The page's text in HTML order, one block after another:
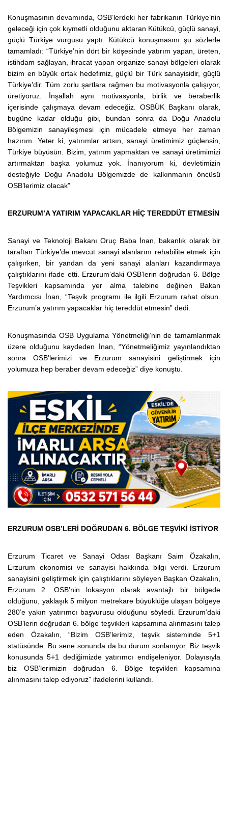
Konuşmasının devamında, OSB’lerdeki her fabrikanın Türkiye’nin
geleceği için çok kıymetli olduğunu aktaran Kütükcü, güçlü sanayi,
güçlü Türkiye vurgusu yaptı. Kütükcü konuşmasını şu sözlerle
tamamladı: “Türkiye’nin dört bir köşesinde yatırım yapan, üreten,
istihdam sağlayan, ihracat yapan organize sanayi bölgeleri olarak
bizim en büyük ortak hedefimiz, güçlü bir Türk sanayisidir, güçlü
Türkiye’dir. Tüm zorlu şartlara rağmen bu motivasyonla çalışıyor,
üretiyoruz. İnşallah aynı motivasyonla, birlik ve beraberlik
içerisinde çalışmaya devam edeceğiz. OSBÜK Başkanı olarak,
bugüne kadar olduğu gibi, bundan sonra da Doğu Anadolu
Bölgemizin sanayileşmesi için mücadele etmeye her zaman
hazırım. Yeter ki, yatırımlar artsın, sanayi üretimimiz güçlensin,
Türkiye büyüsün. Bizim, yatırım yapmaktan ve sanayi üretimimizi
artırmaktan başka yolumuz yok. İnanıyorum ki, devletimizin
desteğiyle Doğu Anadolu Bölgemizde de kalkınmanın öncüsü
OSB’lerimiz olacak”
ERZURUM’A YATIRIM YAPACAKLAR HİÇ TEREDDÜT ETMESİN
Sanayi ve Teknoloji Bakanı Oruç Baba İnan, bakanlık olarak bir
taraftan Türkiye’de mevcut sanayi alanlarını rehabilite etmek için
çalışırken, bir yandan da yeni sanayi alanları kazandırmaya
çalıştıklarını ifade etti. Erzurum’daki OSB’lerin doğrudan 6. Bölge
Teşvikleri kapsamında yer alma talebine değinen Bakan
Yardımcısı İnan, “Teşvik programı ile ilgili Erzurum rahat olsun.
Erzurum’a yatırım yapacaklar hiç tereddüt etmesin” dedi.
Konuşmasında OSB Uygulama Yönetmeliği’nin de tamamlanmak
üzere olduğunu kaydeden İnan, “Yönetmeliğimiz yayınlandıktan
sonra OSB’lerimizi ve Erzurum sanayisini geliştirmek için
yolumuza hep beraber devam edeceğiz” diye konuştu.
ERZURUM OSB’LERİ DOĞRUDAN 6. BÖLGE TEŞVİKİ İSTİYOR
Erzurum Ticaret ve Sanayi Odası Başkanı Saim Özakalın,
Erzurum ekonomisi ve sanayisi hakkında bilgi verdi. Erzurum
sanayisini geliştirmek için çalıştıklarını söyleyen Başkan Özakalın,
Erzurum 2. OSB’nin lokasyon olarak avantajlı bir bölgede
olduğunu, yaklaşık 5 milyon metrekare büyüklüğe ulaşan bölgeye
280’e yakın yatırımcı başvurusu olduğunu söyledi. Erzurum’daki
OSB’lerin doğrudan 6. bölge teşvikleri kapsamına alınmasını talep
eden Özakalın, “Bizim OSB’lerimiz, teşvik sisteminde 5+1
statüsünde. Bu sene sonunda da bu durum sonlanıyor. Biz teşvik
konusunda 5+1 dediğimizde yatırımcı endişeleniyor. Dolayısıyla
biz OSB’lerimizin doğrudan 6. Bölge teşvikleri kapsamına
alınmasını talep ediyoruz” ifadelerini kullandı.